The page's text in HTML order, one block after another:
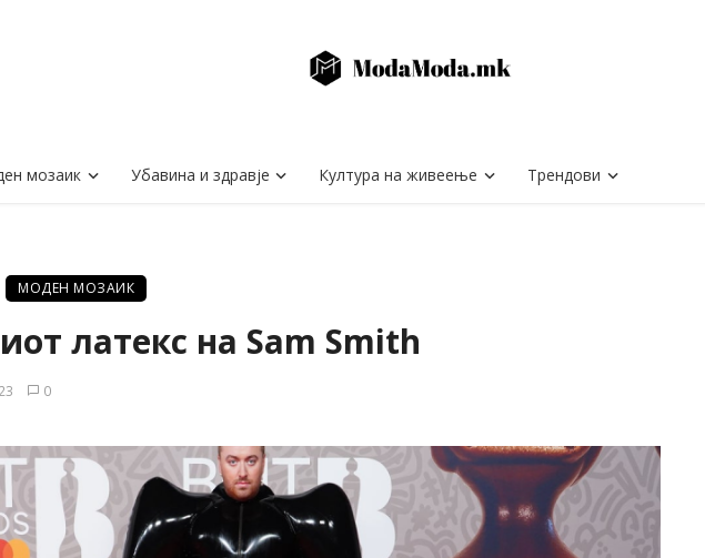
мозаик Убавина и здравје Култура на живеење Трендови
МОДЕН МОЗАИК
латекс на Sam Smith
0